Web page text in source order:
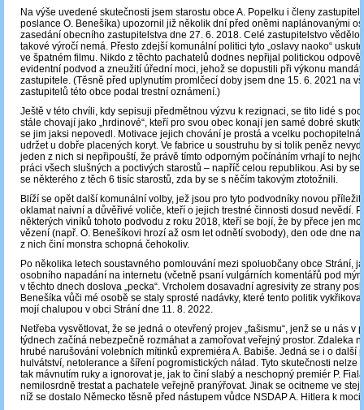
Na výše uvedené skutečnosti jsem starostu obce A. Popelku i členy
poslance O. Benešíka) upozornil již několik dní před oněmi naplánovanými
zasedání obecního zastupitelstva dne 27. 6. 2018. Celé zastupitelstvo
takové výročí nemá. Přesto zdejší komunální politici tyto „oslavy naoko“
ve špatném filmu. Nikdo z těchto pachatelů dodnes nepřijal politickou
evidentní podvod a zneužití úřední moci, jehož se dopustili při výkonu
zastupitele. (Těsně před uplynutím promlčecí doby jsem dne 15. 6. 2021 na
zastupitelů této obce podal trestní oznámení.)
Ještě v této chvíli, kdy sepisuji předmětnou výzvu k rezignaci, se tito lidé s
stále chovají jako „hrdinové“, kteří pro svou obec konají jen samé dobré
se jim jaksi nepovedl. Motivace jejich chování je prostá a vcelku
udržet u dobře placených koryt. Ve fabrice u soustruhu by si tolik peněz
jeden z nich si nepřipouští, že právě tímto odporným počínáním vrhají to
práci všech slušných a poctivých starostů – napříč celou republikou. Asi by se
se některého z těch 6 tisíc starostů, zda by se s něčím takovým ztotožnili.
Blíží se opět další komunální volby, jež jsou pro tyto podvodníky novou
oklamat naivní a důvěřivé voliče, kteří o jejich trestné činnosti dosud nevědí.
některých viníků tohoto podvodu z roku 2018, kteří se bojí, že by přece jen
vězení (např. O. Benešíkovi hrozí až osm let odnětí svobody), den ode dne
z nich činí monstra schopná čehokoliv.
Po několika letech soustavného pomlouvání mezi spoluobčany obce Strání,
osobního napadání na internetu (včetně psaní vulgárních komentářů pod
v těchto dnech doslova „pecka“. Vrcholem dosavadní agresivity ze strany
Benešíka vůči mé osobě se staly sprosté nadávky, které tento politik
mojí chalupou v obci Strání dne 11. 8. 2022.
Netřeba vysvětlovat, že se jedná o otevřený projev „fašismu“, jenž se u nás v
týdnech začíná nebezpečně rozmáhat a zamořovat veřejný prostor. Zdaleka
hrubé narušování volebních mítinků expremiéra A. Babiše. Jedná se i o další
hulvátství, netolerance a šíření pogromistických nálad. Tyto skutečnosti nelze
tak mávnutím ruky a ignorovat je, jak to činí slabý a neschopný premiér P.
nemilosrdně trestat a pachatele veřejně pranýřovat. Jinak se ocitneme ve
níž se dostalo Německo těsně před nástupem vůdce NSDAP A. Hitlera k moci